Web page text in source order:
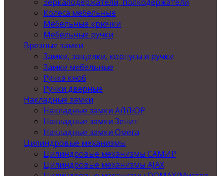
Колеса мебельные
Мебельные крючки
Мебельные ручки
Врезные замки
Замки, защелки, корпусы и ручки
Замки мебельные
Ручка кноб
Ручки дверные
Накладные замки
Накладные замки АЛЛЮР
Накладные замки Зенит
Накладные замки Омега
Цилиндровые механизмы
Цилиндровые механизмы САМИР
Цилиндровые механизмы AJAX